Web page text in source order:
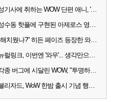
성기사에 취하는 WOW 단편 애니, '신성한 모든 것'
성수동 핫플에 구현된 아제로스 영웅들의 안식처, WoW 홈스윗홈
"해치웠나?" 히든 페이즈 등장한 와우 '한밤', 세계 최초 킬은 '팀 리퀴드'
뉴럴링크, 이번엔 '와우'... 생각만으로 게임하는 시대 성큼
각종 버그에 시달린 WOW, "투명하고 신속한 소통과 대응 약속"
블리자드, WoW 한밤 출시 기념 행사 '홈스윗홈' 28일 개최